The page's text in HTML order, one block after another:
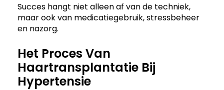
Succes hangt niet alleen af van de techniek,
maar ook van medicatiegebruik, stressbeheer
en nazorg.
Het Proces Van
Haartransplantatie Bij
Hypertensie